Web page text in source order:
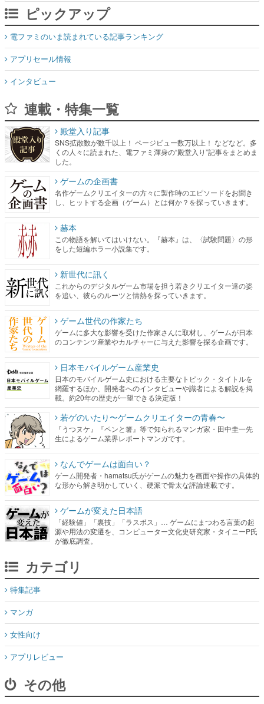
ピックアップ
電ファミのいま読まれている記事ランキング
アプリセール情報
インタビュー
連載・特集一覧
殿堂入り記事
SNS拡散数が数千以上！ ページビュー数万以上！ などなど。多
くの人々に読まれた、電ファミ渾身の“殿堂入り”記事をまとめま
した。
ゲームの企画書
名作ゲームクリエイターの方々に製作時のエピソードをお聞き
し、ヒットする企画（ゲーム）とは何か？を探っていきます。
赫本
この物語を解いてはいけない。『赫本』は、〈試験問題〉の形
をした短編ホラー小説集です。
新世代に訊く
これからのデジタルゲーム市場を担う若きクリエイター達の姿
を追い、彼らのルーツと情熱を探っていきます。
ゲーム世代の作家たち
ゲームに多大な影響を受けた作家さんに取材し、ゲームが日本
のコンテンツ産業やカルチャーに与えた影響を探る企画です。
日本モバイルゲーム産業史
日本のモバイルゲーム史における主要なトピック・タイトルを
網羅するほか、開発者へのインタビューや識者による解説を掲
載。約20年の歴史が一望できる決定版！
若ゲのいたり〜ゲームクリエイターの青春〜
『うつヌケ』『ペンと箸』等で知られるマンガ家・田中圭一先
生によるゲーム業界レポートマンガです。
なんでゲームは面白い？
ゲーム開発者・hamatsu氏がゲームの魅力を画面や操作の具体的
な形から解き明かしていく、硬派で骨太な評論連載です。
ゲームが変えた日本語
「経験値」「裏技」「ラスボス」… ゲームにまつわる言葉の起
源や用法の変遷を、コンピューター文化史研究家・タイニーP氏
が徹底調査。
カテゴリ
特集記事
マンガ
女性向け
アプリレビュー
その他